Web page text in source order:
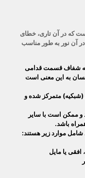
که در آن تاری، خطای
آن نور به طور مناسب
شفاف قسمت قدامی
به این معنی است
متمرکز شده و
و ممکن است با سایر
باشد.
موارد زیر هستند: